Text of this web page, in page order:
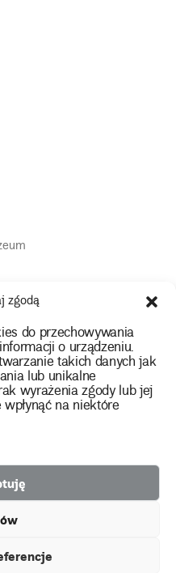
zgodą
do przechowywania
o urządzeniu.
takich danych jak
lub unikalne
wyrażenia zgody lub jej
na niektóre
we Wrocławiu